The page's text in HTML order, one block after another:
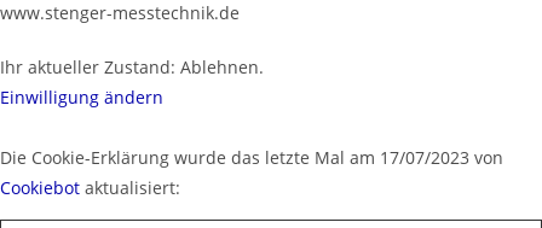
www.stenger-messtechnik.de
Ihr aktueller Zustand: Ablehnen.
Einwilligung ändern
Die Cookie-Erklärung wurde das letzte Mal am 17/07/2023 von
Cookiebot aktualisiert: